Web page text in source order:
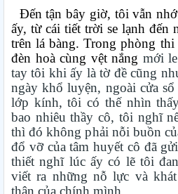
Đến tận bây giờ, tôi vẫn
ấy, từ cái tiết trời se lạnh đến
trên lá bàng. Trong phòng thi
đèn hoà cùng vệt nắng mới
tay tôi khi ấy là tờ đề cũng
ngày khổ luyện, ngoài cửa
lớp kính, tôi có thế nhìn
bao nhiêu thầy cô, tôi nghĩ
thì đó không phải nỗi buồn
đổ vỡ của tâm huyết cô đã
thiết nghĩ lúc ấy có lẽ tôi
viết ra những nỗ lực và
thân của chính mình.